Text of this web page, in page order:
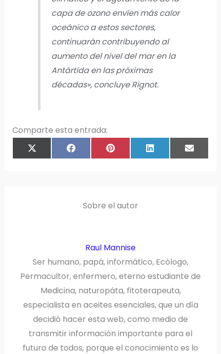
capa de ozono envíen más calor
oceánico a estos sectores,
continuarán contribuyendo al
aumento del nivel del mar en la
Antártida en las próximas
décadas», concluye Rignot.
Comparte esta entrada:
COMPARTIR
EN
X
T
COMPARTIR
F
C
COMPARTIR
P
N
COMPARTIR
EN
L
N
E
A
Sobre el autor
Raul Mannise
Ser humano, papá, informático, Ecólogo,
Permacultor, enfermero, eterno estudiante de
Medicina, naturopáta, fitoterapeuta,
especialista en aceites esenciales, que un día
decidió hacer esta web, como medio de
transmitir información importante para el
futuro de todos, porque el conocimiento es lo